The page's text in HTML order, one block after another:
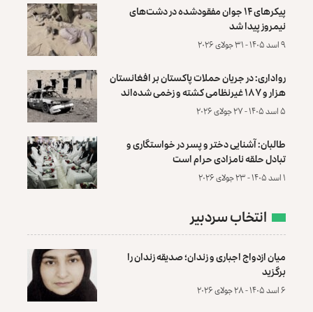
پیکرهای ۱۴ جوان مفقودشده در دشت‌های
نیمروز پیدا شد
۹ اسد ۱۴۰۵ - ۳۱ جولای ۲۰۲۶
رواداری: در جریان حملات پاکستان بر افغانستان
هزار و ۱۸۷ غیرنظامی کشته و زخمی شده‌اند
۵ اسد ۱۴۰۵ - ۲۷ جولای ۲۰۲۶
طالبان: آشنایی دختر و پسر در خواستگاری و
تبادل حلقه نامزادی حرام است
۱ اسد ۱۴۰۵ - ۲۳ جولای ۲۰۲۶
انتخاب سردبیر
میان ازدواج اجباری و زندان؛ صدیقه زندان را
برگزید
۶ اسد ۱۴۰۵ - ۲۸ جولای ۲۰۲۶